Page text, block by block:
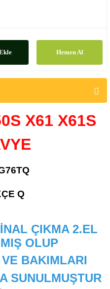
Hemen Al
X61 X61S
Q
ÇIKMA 2.EL
OLUP
BAKIMLARI
SUNULMUŞTUR